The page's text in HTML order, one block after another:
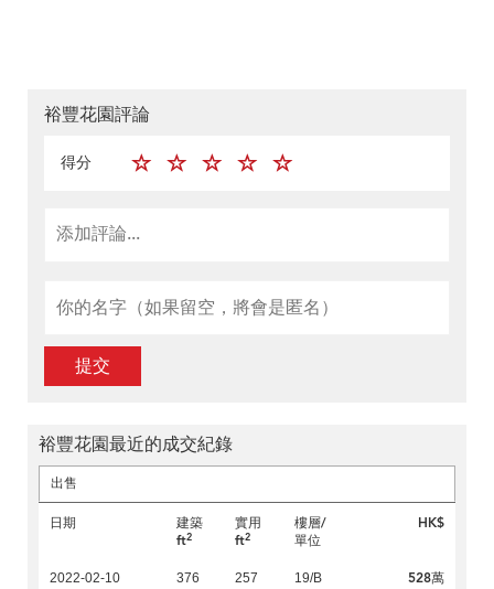
裕豐花園評論
得分
提交
裕豐花園最近的成交紀錄
出售
日期
建築
ft2
實用
ft2
樓層/
單位
HK$
2022-02-10 376 257 19/B 528萬